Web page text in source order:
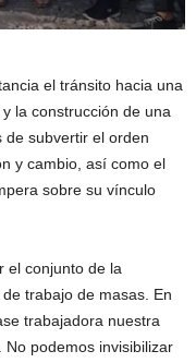
el tránsito hacia una
la construcción de una
de subvertir el orden
y cambio, así como el
sobre su vínculo
el conjunto de la
trabajo de masas. En
trabajadora nuestra
podemos invisibilizar